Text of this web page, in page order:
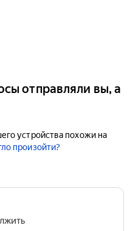
отправляли вы, а
устройства похожи на
произойти?